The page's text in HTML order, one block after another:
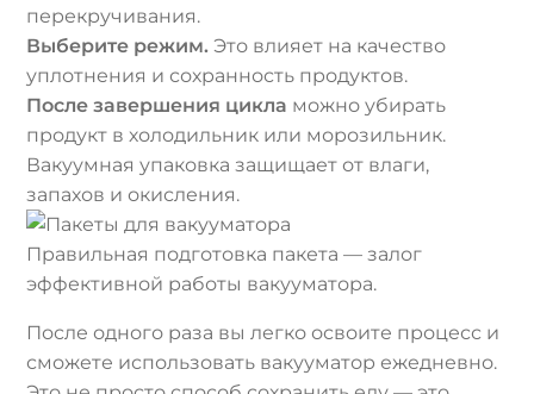
перекручивания.
Выберите режим. Это влияет на качество
уплотнения и сохранность продуктов.
После завершения цикла можно убирать
продукт в холодильник или морозильник.
Вакуумная упаковка защищает от влаги,
запахов и окисления.
Правильная подготовка пакета — залог
эффективной работы вакууматора.
После одного раза вы легко освоите процесс и
сможете использовать вакууматор ежедневно.